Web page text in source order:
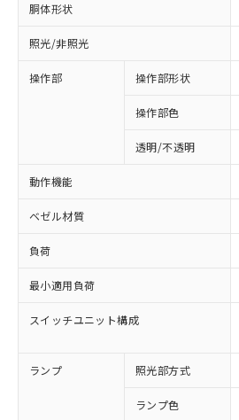
胴体形状
照光/非照光
操作部 操作部形状
操作部色
透明/不透明
動作機能
ベゼル材質
負荷
最小適用負荷
スイッチユニット構成
ランプ 照光部方式
ランプ色
対応済み：EU RoHS指令
非含有に対応した製品が提